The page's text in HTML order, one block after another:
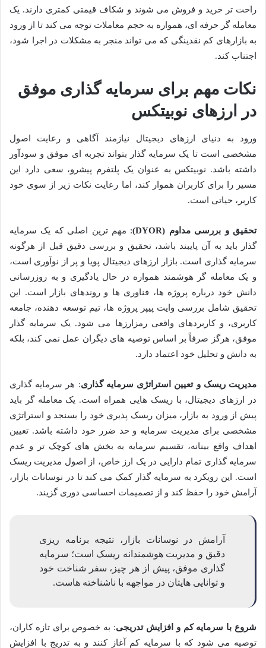
راحت تر خرید و فروش می شوند و شکاف قیمتی کمتری دارند. یک
معامله گر حرفه ای، همواره به حجم معاملات توجه می کند تا از ورود
به بازارهای کم نقدینگی که می تواند منجر به مشکلات در اجرا شود،
اجتناب کند.
نکات مهم برای سرمایه گذاری موفق
در ارزهای نوبیتکس
ورود به دنیای ارزهای دیجیتال نیازمند آگاهی و رعایت اصول
مشخصی است تا یک سرمایه گذار بتواند تجربه ای موفق و سودآور
داشته باشد. نوبیتکس به عنوان یک پلتفرم پیشرو، سعی دارد این
مسیر را برای کاربران هموار کند، اما رعایت نکات زیر از سوی خود
کاربر، حیاتی است.
تحقیق و بررسی مداوم (DYOR)
: مهم ترین اصلی که یک سرمایه
گذار باید به آن پایبند باشد، تحقیق و بررسی دقیق قبل از هرگونه
سرمایه گذاری است. بازار ارزهای دیجیتال پویا و پر از نوآوری است،
و یک معامله گر هوشمند همواره در حال یادگیری و به روزرسانی
دانش خود درباره پروژه ها، فناوری ها و روندهای بازار است. این
تحقیق شامل بررسی وایت پیپر پروژه ها، تیم توسعه دهنده، جامعه
کاربری، و کاربردهای واقعی رمزارزها می شود. یک سرمایه گذار
موفق، هرگز صرفاً بر اساس توصیه های دیگران عمل نمی کند، بلکه
به دانش و تحلیل خود اعتماد دارد.
مدیریت ریسک و تعیین استراتژی سرمایه گذاری: هر سرمایه گذاری
در ارزهای دیجیتال، با ریسک هایی همراه است. یک معامله گر باید
پیش از ورود به بازار، میزان ریسک پذیری خود را بسنجد و استراتژی
مشخصی برای مدیریت سرمایه و حد ضرر خود داشته باشد. تعیین
اهداف واقع بینانه، تقسیم سرمایه به بخش های کوچک تر و عدم
سرمایه گذاری تمام دارایی در یک ارز خاص، از اصول مدیریت ریسک
است. این رویکرد به سرمایه گذار کمک می کند تا در نوسانات بازار،
آرامش خود را حفظ کند و از تصمیمات احساسی دوری گزیند.
آرامش در نوسانات بازار، نتیجه برنامه ریزی
دقیق و مدیریت هوشمندانه ریسک است؛ سرمایه
گذاری موفق، پیش از هر چیز، سفر شناخت خود
و توانایی هایتان در مواجهه با ناشناخته هاست.
شروع با سرمایه کم و افزایش تدریجی: به خصوص برای تازه کاران،
توصیه می شود که با سرمایه کم آغاز کنند و به تدریج با افزایش